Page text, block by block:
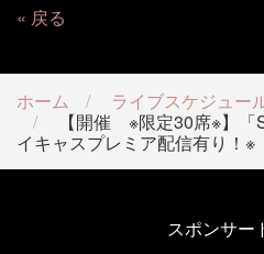
戻る
ホーム
ライブスケジュー
【開催 ※限定30席※】「
イキャスプレミア配信有り！※
スポンサー